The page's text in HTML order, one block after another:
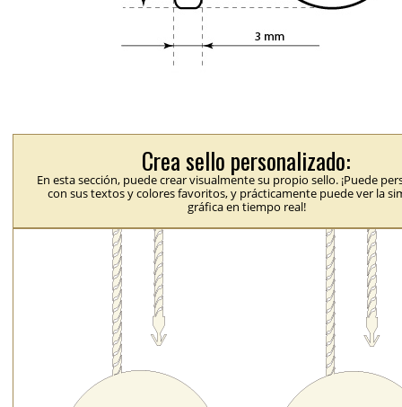
Crea sello personalizado:
En esta sección, puede crear visualmente su propio sello. ¡Puede
con sus textos y colores favoritos, y prácticamente puede ver la
gráfica en tiempo real!